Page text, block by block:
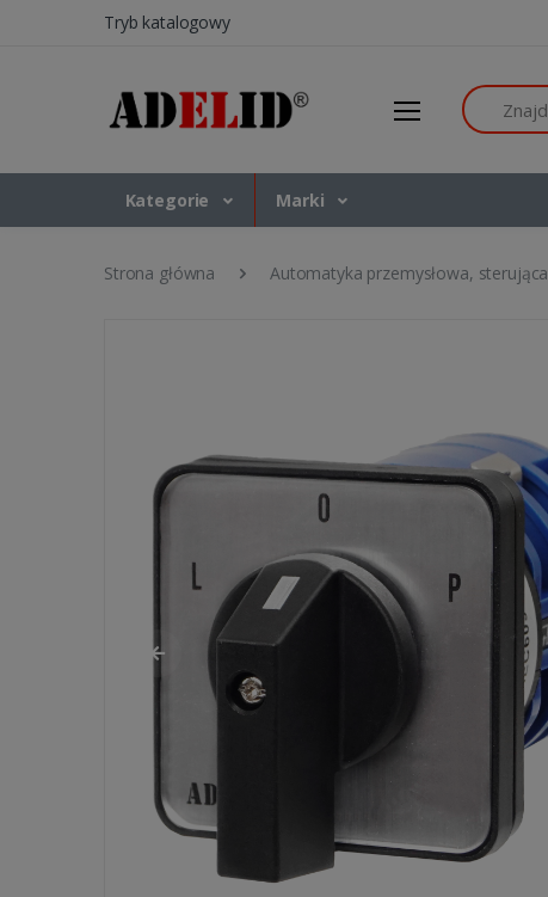
Tryb katalogowy
Szukaj
Kategorie Marki
Strona główna Automatyka przemysłowa, sterująca